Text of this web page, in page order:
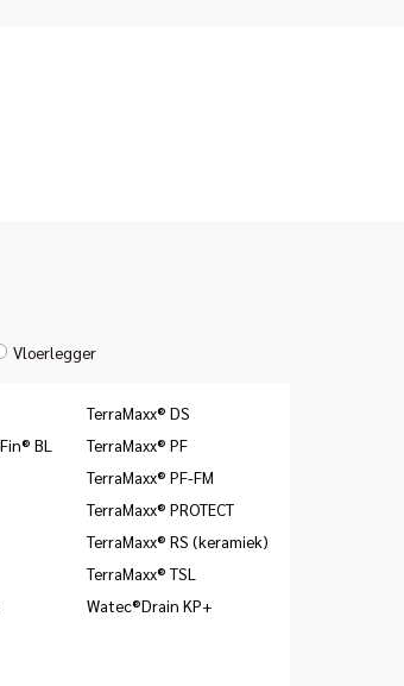
Vloerlegger
BL
TerraMaxx® DS
TerraMaxx® PF
TerraMaxx® PF-FM
TerraMaxx® PROTECT
TerraMaxx® RS (keramiek)
TerraMaxx® TSL
Watec®Drain KP+